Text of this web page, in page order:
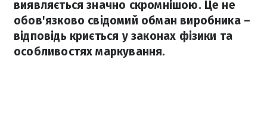
виявляється значно скромнішою. Це не
обов'язково свідомий обман виробника –
відповідь криється у законах фізики та
особливостях маркування.